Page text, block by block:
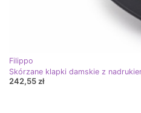
Filippo
242,55 zł